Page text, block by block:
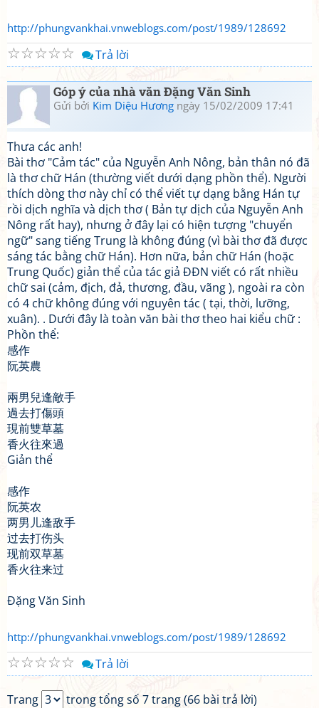
http://phungvankhai.vnweblogs.com/post/1989/128692
☆
☆
☆
☆
☆ Trả lời
Góp ý của nhà văn Đặng Văn Sinh
Gửi bởi Kim Diệu Hương ngày 15/02/2009 17:41
Thưa các anh!
Bài thơ "Cảm tác" của Nguyễn Anh Nông, bản thân nó đã
là thơ chữ Hán (thường viết dưới dạng phồn thể). Người
thích dòng thơ này chỉ có thể viết tự dạng bằng Hán tự
rồi dịch nghĩa và dịch thơ ( Bản tự dịch của Nguyễn Anh
Nông rất hay), nhưng ở đây lại có hiện tượng "chuyển
ngữ" sang tiếng Trung là không đúng (vì bài thơ đã được
sáng tác bằng chữ Hán). Hơn nữa, bản chữ Hán (hoặc
Trung Quốc) giản thể của tác giả ĐĐN viết có rất nhiều
chữ sai (cảm, địch, đả, thương, đầu, vãng ), ngoài ra còn
có 4 chữ không đúng với nguyên tác ( tại, thời, lưỡng,
xuân). . Dưới đây là toàn văn bài thơ theo hai kiểu chữ :
Phồn thể:
感作
阮英農
兩男兒逢敵手
過去打傷頭
現前雙草墓
香火往來過
Giản thể
感作
阮英农
两男儿逢敌手
过去打伤头
现前双草墓
香火往来过
Đặng Văn Sinh
http://phungvankhai.vnweblogs.com/post/1989/128692
☆
☆
☆
☆
☆ Trả lời
Trang trong tổng số 7 trang (66 bài trả lời)